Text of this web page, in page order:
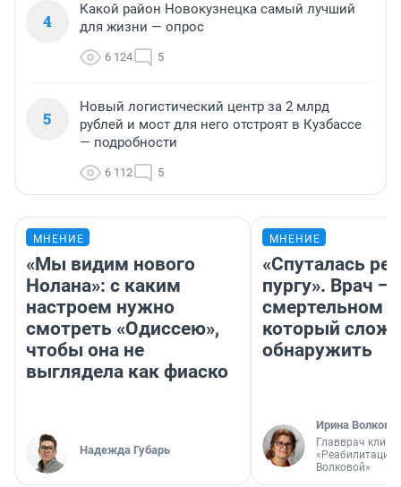
4
Какой район Новокузнецка самый лучший
для жизни — опрос
6 124 5
5
Новый логистический центр за 2 млрд
рублей и мост для него отстроят в Кузбассе
— подробности
6 112 5
МНЕНИЕ
«Мы видим нового
Нолана»: с каким
настроем нужно
смотреть «Одиссею»,
чтобы она не
выглядела как фиаско
Надежда Губарь
МНЕНИЕ
«Спуталась
пургу». Врач —
смертельном
который
обнаружить
Ирина Волкова
Главврач
«Реабилитация
Волковой»